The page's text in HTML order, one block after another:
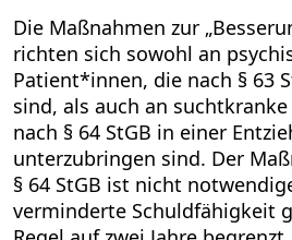
Die Maßnahmen zur
richten sich sowohl an
Patient*innen, die nach § 63
sind, als auch an
nach § 64 StGB in einer
unterzubringen sind. Der
§ 64 StGB ist nicht
verminderte Schuldfähigkeit